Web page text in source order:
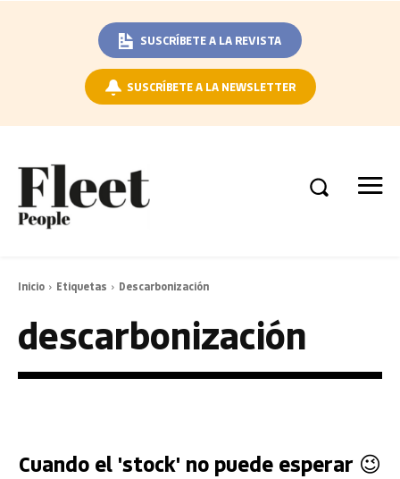
SUSCRÍBETE A LA REVISTA
SUSCRÍBETE A LA NEWSLETTER
Inicio Etiquetas Descarbonización
descarbonización
Cuando el 'stock' no puede esperar 😉